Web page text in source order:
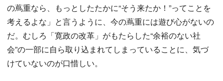
の蔦重なら、もっとしたたかに“そう来たか！”ってことを
考えるよな」と言うように、今の蔦重には遊び心がないの
だ。むしろ「寛政の改革」がもたらした“余裕のない社
会”の一部に自ら取り込まれてしまっていることに、気づ
けていないのが口惜しい。